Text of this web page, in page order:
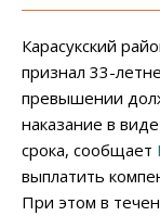
Карасукский
признал 33-
превышении
наказание в
срока, сообщает
выплатить
При этом в